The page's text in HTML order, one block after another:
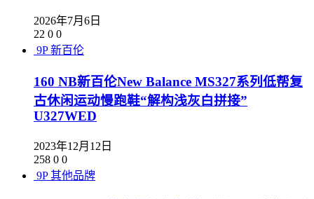
2026年7月6日
22 0 0
9P 新百伦
160 NB新百伦New Balance MS327系列低帮复
古休闲运动慢跑鞋“解构浅灰白拼接”
U327WED
2023年12月12日
258 0 0
9P 其他品牌